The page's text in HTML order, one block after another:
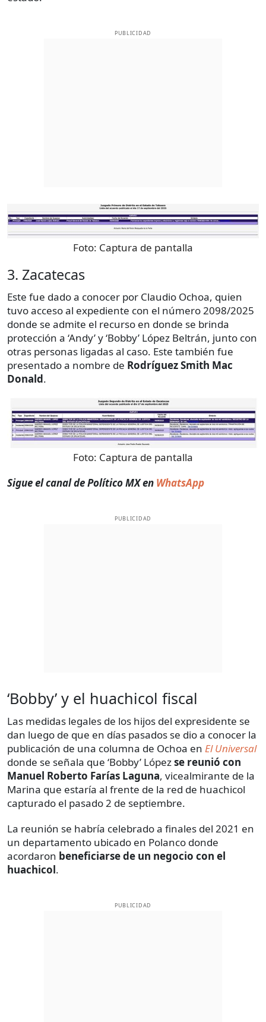
PUBLICIDAD
Foto: Captura de pantalla
3. Zacatecas
Este fue dado a conocer por Claudio Ochoa, quien
tuvo acceso al expediente con el número 2098/2025
donde se admite el recurso en donde se brinda
protección a ‘Andy’ y ‘Bobby’ López Beltrán, junto con
otras personas ligadas al caso. Este también fue
presentado a nombre de Rodríguez Smith Mac
Donald.
Foto: Captura de pantalla
Sigue el canal de Político MX en WhatsApp
PUBLICIDAD
‘Bobby’ y el huachicol fiscal
Las medidas legales de los hijos del expresidente se
dan luego de que en días pasados se dio a conocer la
publicación de una columna de Ochoa en El Universal
donde se señala que ‘Bobby’ Lópezse reunió con
Manuel Roberto Farías Laguna, vicealmirante de la
Marina que estaría al frente de la red de huachicol
capturado el pasado 2 de septiembre.
La reunión se habría celebrado a finales del 2021 en
un departamento ubicado en Polanco donde
acordaron beneficiarse de un negocio con el
huachicol.
PUBLICIDAD